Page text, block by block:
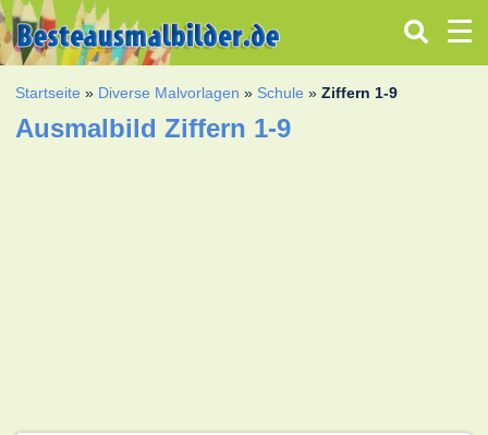
Startseite » Diverse Malvorlagen » Schule »Ziffern 1-9
Ausmalbild Ziffern 1-9